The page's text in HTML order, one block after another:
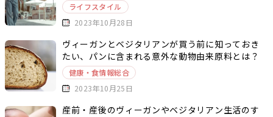
ライフスタイル
2023年10月28日
ヴィーガンとベジタリアンが買う前に知っておき
たい、パンに含まれる意外な動物由来原料とは？
健康・食情報総合
2023年10月25日
産前・産後のヴィーガンやベジタリアン生活のす